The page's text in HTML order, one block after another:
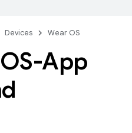
Devices Wear OS
App